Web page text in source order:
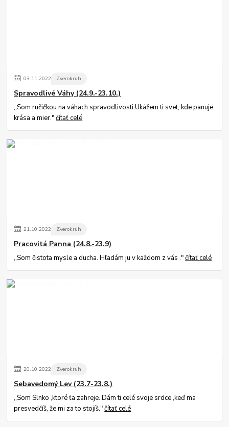
03.11.2022 Zverokruh
Spravodlivé Váhy (24.9.-23.10.)
,,Som ručičkou na váhach spravodlivosti.Ukážem ti svet, kde panuje
krása a mier."čítať celé
21.10.2022 Zverokruh
Pracovitá Panna (24.8.-23.9)
,,Som čistota mysle a ducha. Hľadám ju v každom z vás ."čítať celé
20.10.2022 Zverokruh
Sebavedomý Lev (23.7-23.8.)
,,Som Slnko ,ktoré ťa zahreje. Dám ti celé svoje srdce ,keď ma
presvedčíš, že mi za to stojíš."čítať celé